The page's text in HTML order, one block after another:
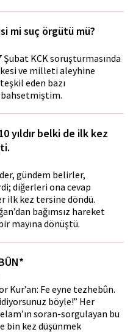
mi suç örgütü mü?
Şubat KCK soruşturmasında
ve milleti aleyhine
eden bazı
yıldır belki de ilk kez
gündem belirler,
diğerleri ona cevap
ilk kez tersine döndü.
bağımsız hareket
mayına dönüştü.
Kur’an: Fe eyne tezhebûn.
böyle!” Her
soran-sorgulayan bu
bin kez düşünmek